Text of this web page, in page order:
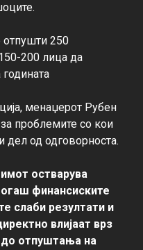
отпушти 250
200 лица да
годината
менаџерот Рубен
проблемите со кои
дел од одговорноста.
остварува
финансиските
слаби резултати и
влијаат врз
до отпуштања на